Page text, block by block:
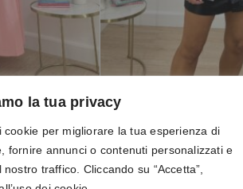
la tua privacy
cookie per migliorare la tua esperienza di
fornire annunci o contenuti personalizzati e
traffico. Cliccando su “Accetta”,
S, M, L
€40.00
€20.00